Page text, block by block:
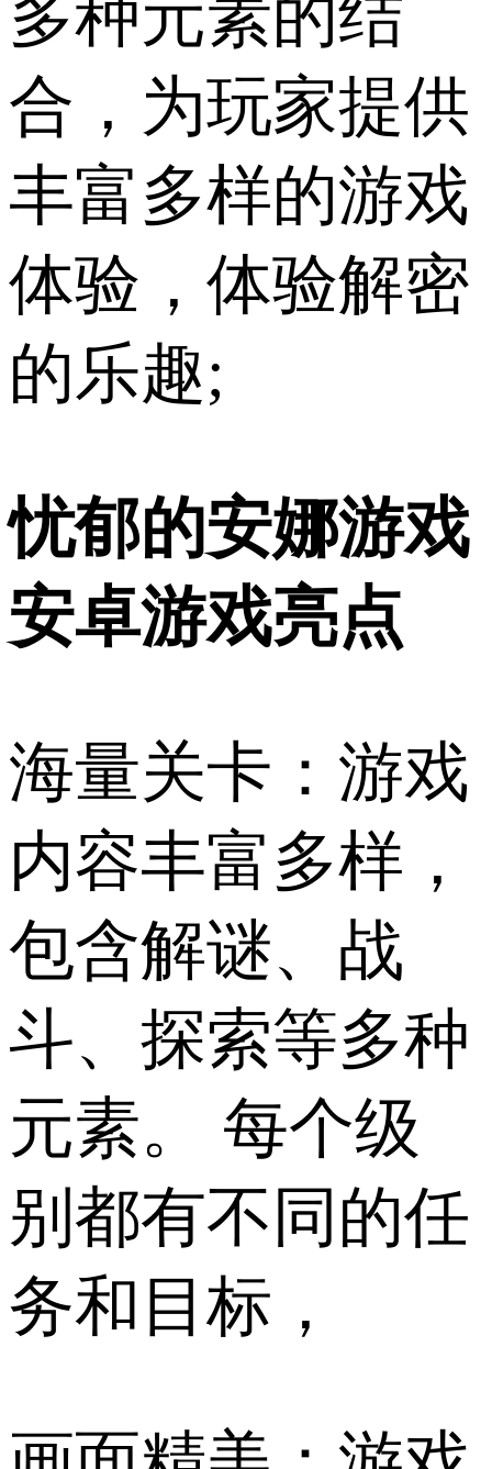
多种元素的结
合，为玩家提供
丰富多样的游戏
体验，体验解密
的乐趣;
忧郁的安娜游戏
安卓游戏亮点
海量关卡：游戏
内容丰富多样，
包含解谜、战
斗、探索等多种
元素。 每个级
别都有不同的任
务和目标，